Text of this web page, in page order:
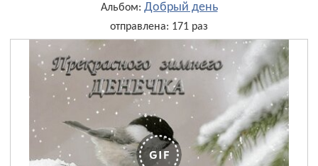
Альбом: Добрый день
отправлена: 171 раз